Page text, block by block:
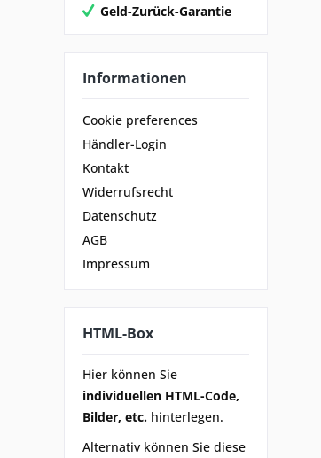
Geld-Zurück-Garantie
Informationen
Cookie preferences
Händler-Login
Kontakt
Widerrufsrecht
Datenschutz
AGB
Impressum
HTML-Box
Hier können Sie
individuellen HTML-Code,
Bilder, etc. hinterlegen.
Alternativ können Sie diese